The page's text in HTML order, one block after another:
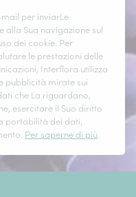
per inviarLe
alla Sua navigazione sul
dei cookie. Per
le prestazioni delle
Interflora utilizza
pubblicità mirate sui
che La riguardano,
esercitare il Suo diritto
portabilità dei dati,
Per saperne di più.